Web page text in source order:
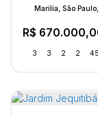
R$
Marília, São
3 3 2 2